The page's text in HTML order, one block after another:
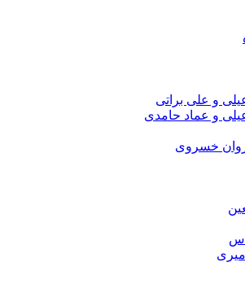
و علی براتی
و عماد حامدی
خسروی